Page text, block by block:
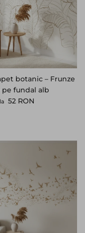
botanic – Frunze
pe fundal alb
52 RON